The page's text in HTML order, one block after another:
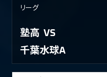
リーグ
塾高 VS
千葉水球A